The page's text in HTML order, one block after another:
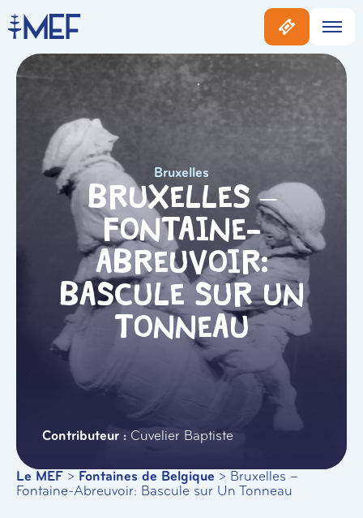
Bruxelles
Bruxelles –
Fontaine-
Abreuvoir:
Bascule sur Un
Tonneau
Cuvelier Baptiste
Le MEF > Fontaines de Belgique > Bruxelles –
Fontaine-Abreuvoir: Bascule sur Un Tonneau